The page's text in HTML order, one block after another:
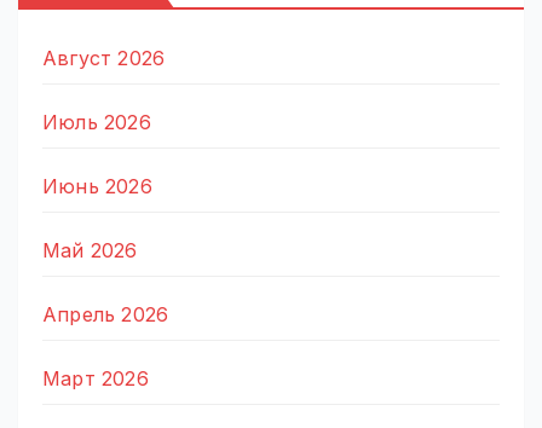
Август 2026
Июль 2026
Июнь 2026
Май 2026
Апрель 2026
Март 2026